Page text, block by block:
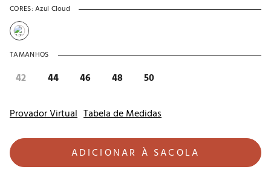
CORES: Azul Cloud
TAMANHOS
42 44 46 48 50
Provador Virtual Tabela de Medidas
ADICIONAR À SACOLA